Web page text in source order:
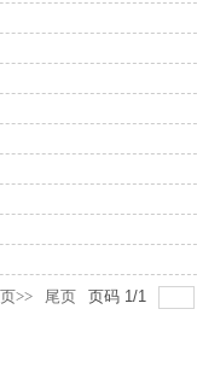
>> 尾页 页码 1/1